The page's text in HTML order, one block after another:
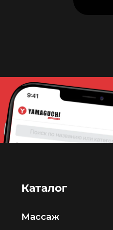
Каталог
Массаж